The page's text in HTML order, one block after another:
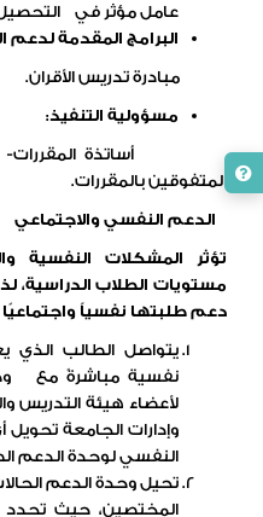
عامل مؤثر في
البرامج المقدمة لدعم
مبادرة تدريس الأقران.
مسؤولية التنفيذ:
أساتذة المقررات-
المتفوقين بالمقررات.
الدعم النفسي والاجتماعي
تؤثر المشكلات النفسية
مستويات الطلاب الدراسية،
دعم طلبتها نفسياً واجتماعيًا
يتواصل الطالب الذي
نفسية مباشرةً مع
لأعضاء هيئة التدريس
وإدارات الجامعة
النفسي لوحدة الدعم
تحيل وحدة الدعم
المختصين، حيث تحدد